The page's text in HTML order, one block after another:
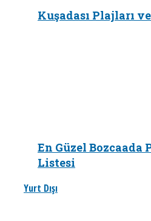
Kuşadası Plajları
En Güzel Bozcaada
Listesi
Yurt Dışı